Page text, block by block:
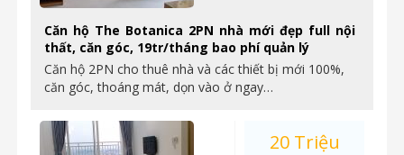
Căn hộ The Botanica 2PN nhà mới đẹp full nội
thất, căn góc, 19tr/tháng bao phí quản lý
Căn hộ 2PN cho thuê nhà và các thiết bị mới 100%,
căn góc, thoáng mát, dọn vào ở ngay…
20 Triệu